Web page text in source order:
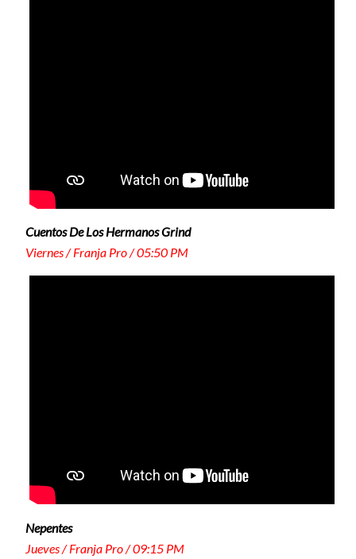
Cuentos De Los Hermanos Grind
Viernes / Franja Pro / 05:50 PM
Nepentes
Jueves / Franja Pro / 09:15 PM